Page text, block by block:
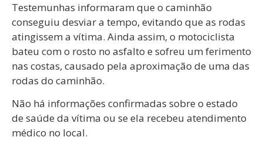
Testemunhas informaram que o caminhão
conseguiu desviar a tempo, evitando que as rodas
atingissem a vítima. Ainda assim, o motociclista
bateu com o rosto no asfalto e sofreu um ferimento
nas costas, causado pela aproximação de uma das
rodas do caminhão.
Não há informações confirmadas sobre o estado
de saúde da vítima ou se ela recebeu atendimento
médico no local.